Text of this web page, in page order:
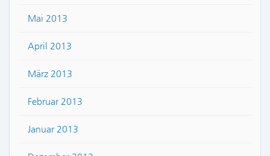
Mai 2013
April 2013
März 2013
Februar 2013
Januar 2013